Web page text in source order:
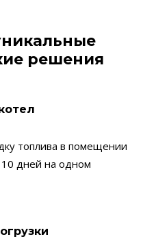
решения
топлива в помещении
дней на одном